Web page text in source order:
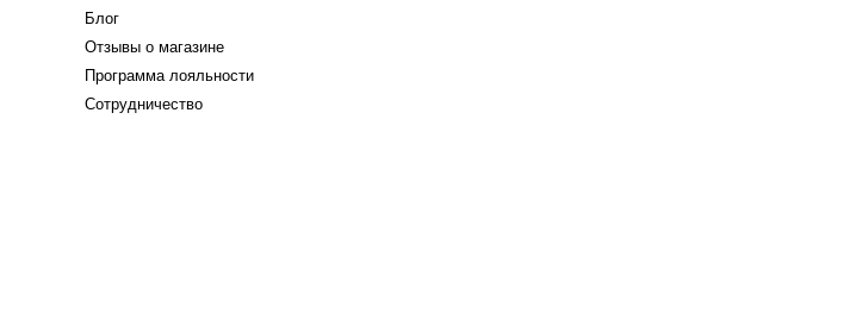
Блог
Отзывы о магазине
Программа лояльности
Сотрудничество